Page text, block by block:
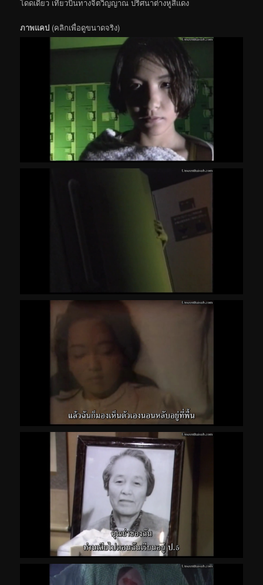
โดดเดี่ยว เที่ยวบินทางจิตวิญญาณ ปริศนาต่างหูสีแดง
ภาพแคป (คลิกเพื่อดูขนาดจริง)